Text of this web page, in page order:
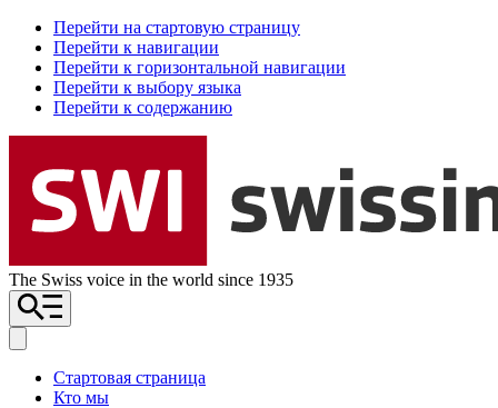
Перейти на стартовую страницу
Перейти к навигации
Перейти к горизонтальной навигации
Перейти к выбору языка
Перейти к содержанию
The Swiss voice in the world since 1935
Стартовая страница
Кто мы